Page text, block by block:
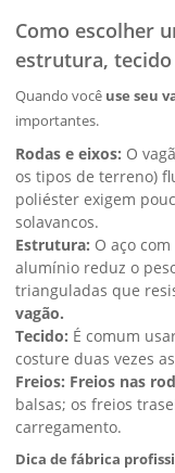
Como escolher
estrutura,
Quando você use seu
importantes.
Rodas e eixos: O
os tipos de terreno)
poliéster exigem
solavancos.
Estrutura: O aço
alumínio reduz o
trianguladas que
vagão.
Tecido: É comum
costure duas vezes
Freios: Freios nas
balsas; os freios
carregamento.
Dica de fábrica